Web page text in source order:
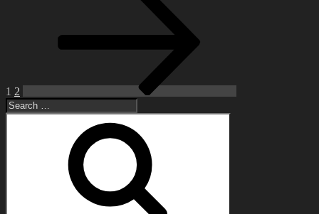
1 2
Search
for: